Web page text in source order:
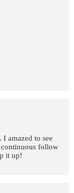
amazed to see
continuous follow
it up!